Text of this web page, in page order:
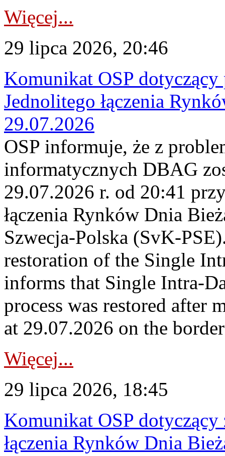
Więcej...
29 lipca 2026, 20:46
Komunikat OSP
Jednolitego łączenia
29.07.2026
OSP informuje, że z
informatycznych DBAG
29.07.2026 r. od 20:41
łączenia Rynków Dnia
Szwecja-Polska (SvK-
restoration of the Single
informs that Single Intra-
process was restored after
at 29.07.2026 on the
Więcej...
29 lipca 2026, 18:45
Komunikat OSP dotyczący
łączenia Rynków Dnia